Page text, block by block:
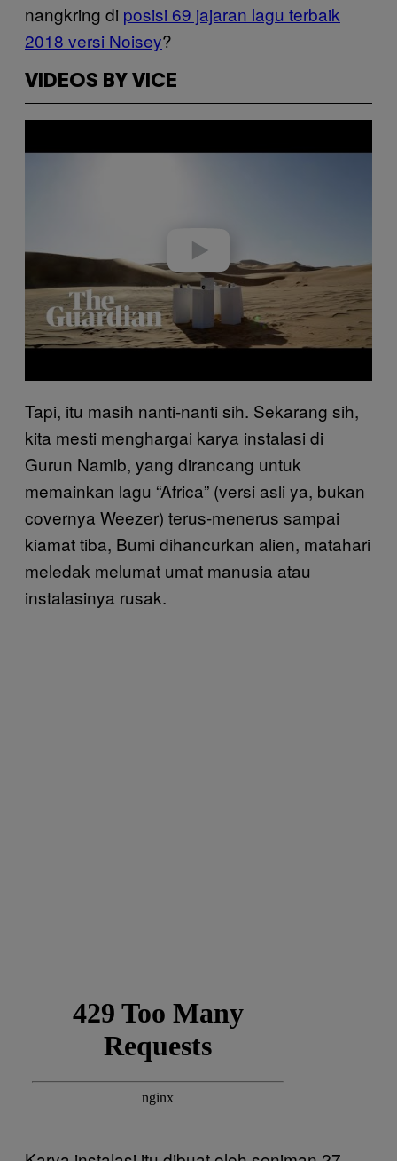
nangkring di posisi 69 jajaran lagu terbaik
2018 versi Noisey?
VIDEOS BY VICE
a
Tapi, itu masih nanti-nanti sih. Sekarang sih,
kita mesti menghargai karya instalasi di
Gurun Namib, yang dirancang untuk
memainkan lagu “Africa” (versi asli ya, bukan
covernya Weezer) terus-menerus sampai
kiamat tiba, Bumi dihancurkan alien, matahari
meledak melumat umat manusia atau
instalasinya rusak.